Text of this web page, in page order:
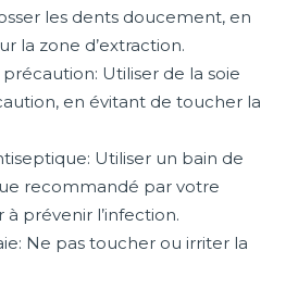
les dents doucement, en
la zone d’extraction.
Utiliser de la soie
en évitant de toucher la
Utiliser un bain de
recommandé par votre
prévenir l’infection.
Ne pas toucher ou irriter la